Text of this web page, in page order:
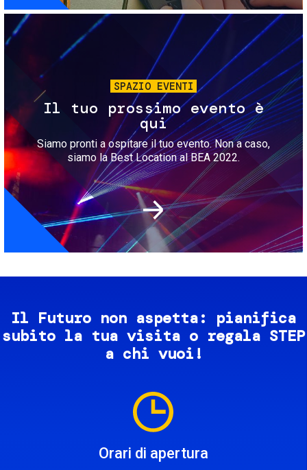
Immagine
SPAZIO EVENTI
Il tuo prossimo evento è
qui
Siamo pronti a ospitare il tuo evento. Non a caso,
siamo la Best Location al BEA 2022.
Il Futuro non aspetta: pianifica
subito la tua visita o regala STEP
a chi vuoi!
Orari di apertura